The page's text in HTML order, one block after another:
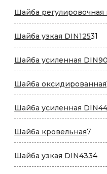
Шайба регулировочная
Шайба узкая DIN12531
Шайба усиленная
Шайба оксидированная
Шайба усиленная
Шайба кровельная7
Шайба узкая DIN43344